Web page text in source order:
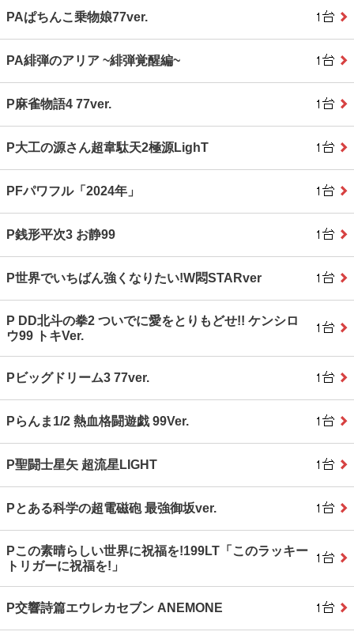
PAぱちんこ乗物娘77ver.
PA緋弾のアリア ~緋弾覚醒編~
P麻雀物語4 77ver.
P大工の源さん超韋駄天2極源LighT
PFパワフル「2024年」
P銭形平次3 お静99
P世界でいちばん強くなりたい!W悶STARver
P DD北斗の拳2 ついでに愛をとりもどせ!! ケンシロ
ウ99 トキVer.
Pビッグドリーム3 77ver.
Pらんま1/2 熱血格闘遊戯 99Ver.
P聖闘士星矢 超流星LIGHT
Pとある科学の超電磁砲 最強御坂ver.
Pこの素晴らしい世界に祝福を!199LT「このラッキー
トリガーに祝福を!」
P交響詩篇エウレカセブン ANEMONE